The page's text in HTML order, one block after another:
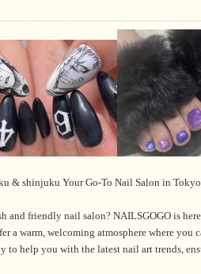
& shinjuku Your Go-To Nail Salon in
friendly nail salon? NAILSGOGO is
a warm, welcoming atmosphere where you
to help you with the latest nail art trends,